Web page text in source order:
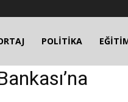
POLİTİKA